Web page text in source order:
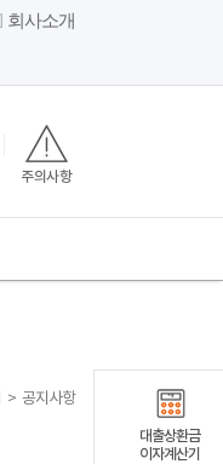
회사소개
주의사항
> 공지사항
대출상환금
이자계산기